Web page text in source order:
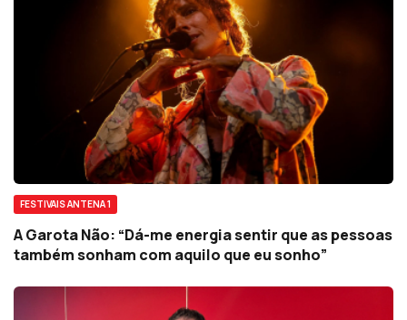
FESTIVAIS ANTENA 1
A Garota Não: “Dá-me energia sentir que as pessoas
também sonham com aquilo que eu sonho”